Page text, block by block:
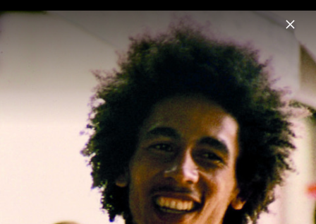
Menu
News Videos Fotos Biografie
Pressebilder "Catch A Fire" 50th
Anniversary (2023)